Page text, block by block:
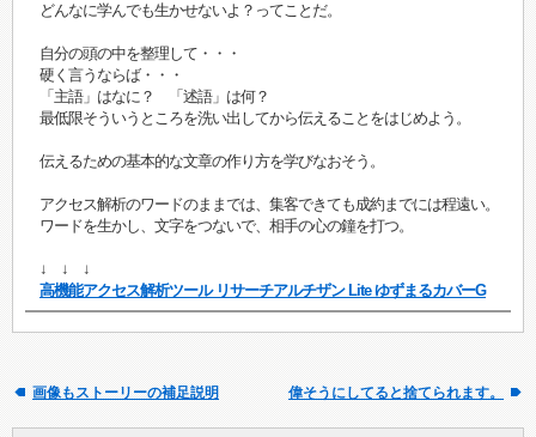
どんなに学んでも生かせないよ？ってことだ。
自分の頭の中を整理して・・・
硬く言うならば・・・
「主語」はなに？ 「述語」は何？
最低限そういうところを洗い出してから伝えることをはじめよう。
伝えるための基本的な文章の作り方を学びなおそう。
アクセス解析のワードのままでは、集客できても成約までには程遠い。
ワードを生かし、文字をつないで、相手の心の鐘を打つ。
↓ ↓ ↓
高機能アクセス解析ツール リサーチアルチザン Lite ゆずまるカバーG
画像もストーリーの補足説明 偉そうにしてると捨てられます。